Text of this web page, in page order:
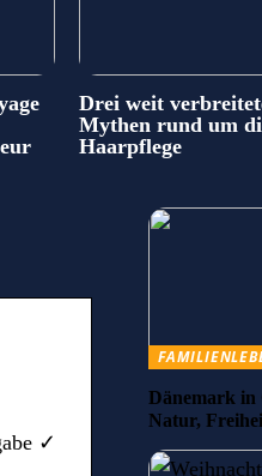
Drei weit
Mythen rund um
Haarpflege
✓
Dänemark in
Natur,